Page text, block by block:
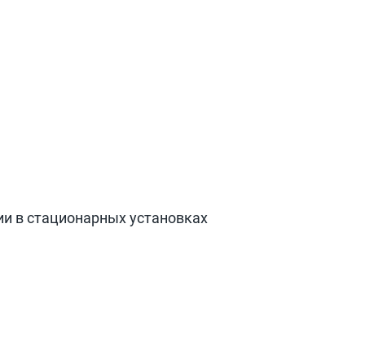
в стационарных установках